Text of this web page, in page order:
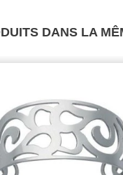
DANS LA